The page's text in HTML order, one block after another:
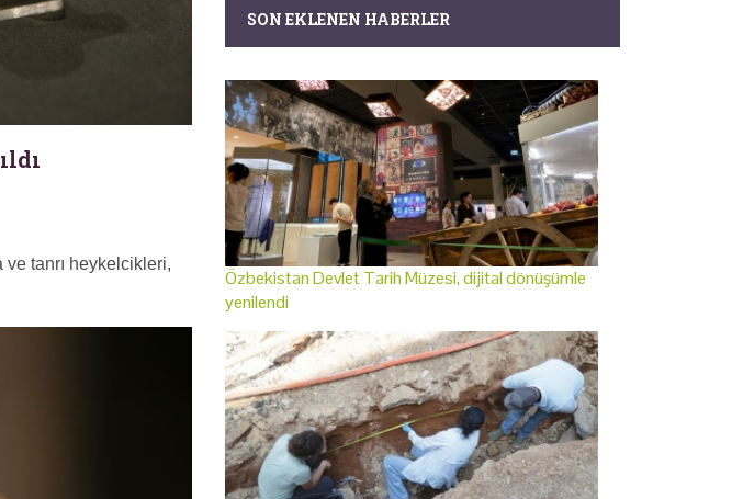
ve tanrı heykelcikleri,
SON EKLENEN HABERLER
Özbekistan Devlet Tarih Müzesi, dijital dönüşümle
yenilendi